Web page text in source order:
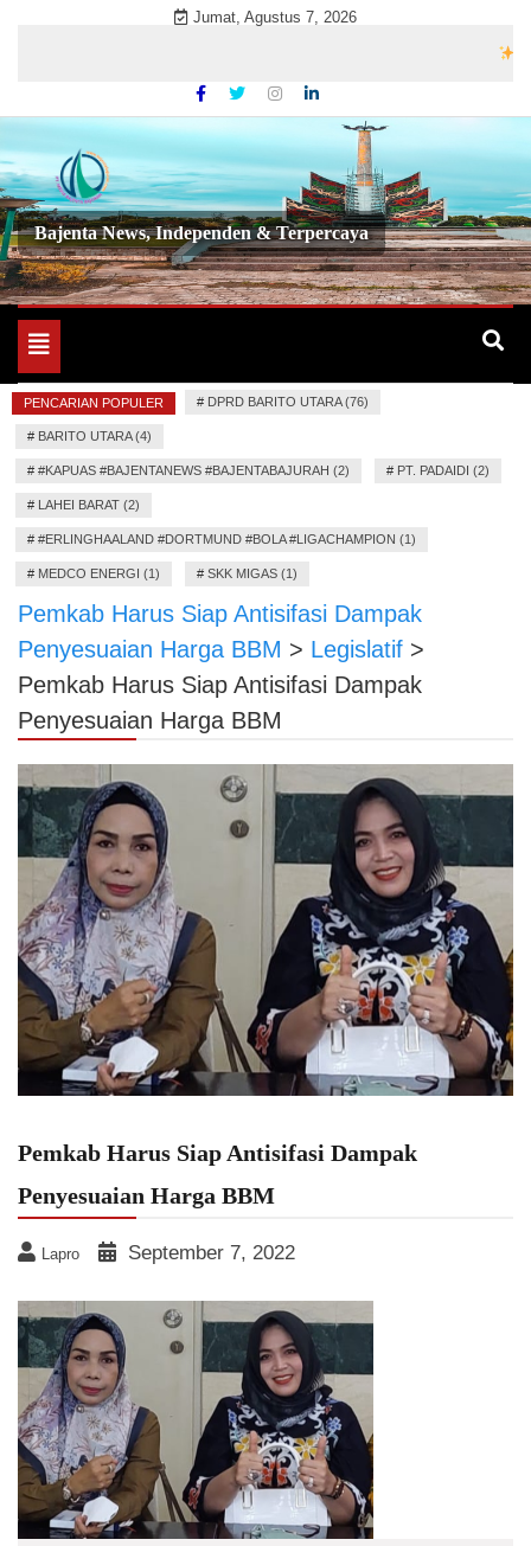
Jumat, Agustus 7, 2026
Bajenta News, Independen & Terpercaya
Toggle
navigation
PENCARIAN POPULER # DPRD BARITO UTARA (76)
# BARITO UTARA (4)
# #KAPUAS #BAJENTANEWS #BAJENTABAJURAH (2) # PT. PADAIDI (2)
# LAHEI BARAT (2)
# #ERLINGHAALAND #DORTMUND #BOLA #LIGACHAMPION (1)
# MEDCO ENERGI (1) # SKK MIGAS (1)
Pemkab Harus Siap Antisifasi Dampak
Penyesuaian Harga BBM > Legislatif >
Pemkab Harus Siap Antisifasi Dampak
Penyesuaian Harga BBM
Pemkab Harus Siap Antisifasi Dampak
Penyesuaian Harga BBM
Lapro September 7, 2022